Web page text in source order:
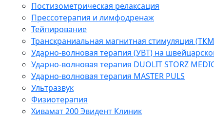
Постизометрическая релаксация
Прессотерапия и лимфодренаж
Тейпирование
Транскраниальная магнитная стимуляция
Ударно-волновая терапия (УВТ) на
Ударно-волновая терапия DUOLIT STORZ
Ударно-волновая терапия MASTER PULS
Ультразвук
Физиотерапия
Хивамат 200 Эвидент Клиник